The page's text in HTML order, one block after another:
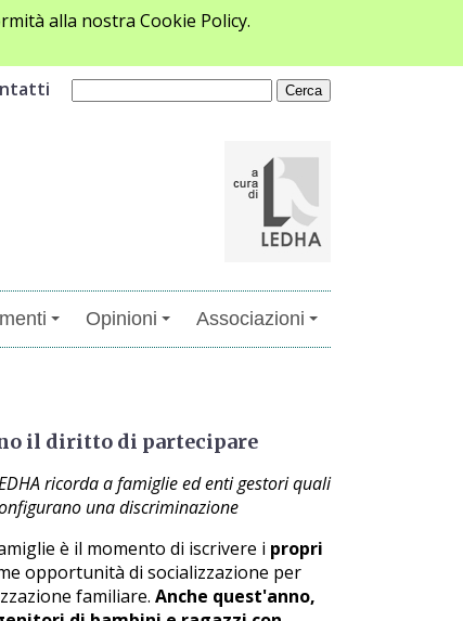
alla nostra Cookie Policy.
Opinioni Associazioni
il diritto di partecipare
ricorda a famiglie ed enti gestori quali
una discriminazione
è il momento di iscrivere i propri
opportunità di socializzazione per
familiare. Anche quest'anno,